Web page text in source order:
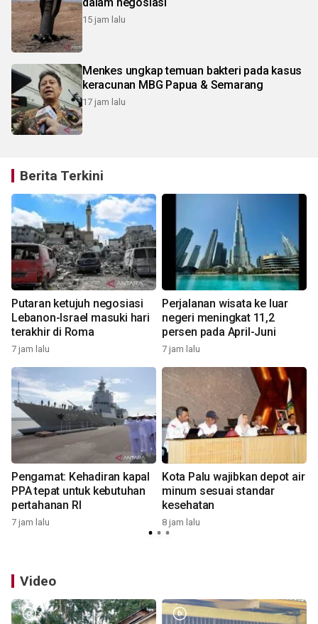
15 jam lalu
Menkes ungkap temuan bakteri pada kasus
keracunan MBG Papua & Semarang
17 jam lalu
Berita Terkini
Putaran ketujuh negosiasi
Lebanon-Israel masuki hari
terakhir di Roma
7 jam lalu
Perjalanan wisata ke luar
negeri meningkat 11,2
persen pada April-Juni
7 jam lalu
Pengamat: Kehadiran kapal
PPA tepat untuk kebutuhan
pertahanan RI
7 jam lalu
Kota Palu wajibkan depot air
minum sesuai standar
kesehatan
8 jam lalu
Video